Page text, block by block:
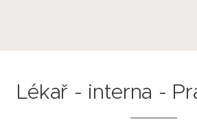
Lékař - interna -